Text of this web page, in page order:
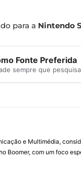
para a Nintendo
Fonte Preferida
sempre que
e Multimédia,
Boomer, com um foco